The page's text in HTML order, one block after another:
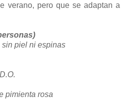
verano, pero que se adaptan a
piel ni espinas
pimienta rosa